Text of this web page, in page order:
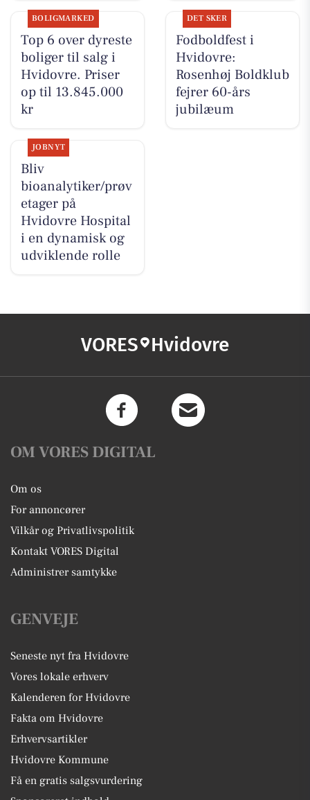
BOLIGMARKED
Top 6 over dyreste
boliger til salg i
Hvidovre. Priser
op til 13.845.000
kr
DET SKER
Fodboldfest i
Hvidovre:
Rosenhøj Boldklub
fejrer 60-års
jubilæum
JOBNYT
Bliv
bioanalytiker/prøv
etager på
Hvidovre Hospital
i en dynamisk og
udviklende rolle
VORES Hvidovre
OM VORES DIGITAL
Om os
For annoncører
Vilkår og Privatlivspolitik
Kontakt VORES Digital
Administrer samtykke
GENVEJE
Seneste nyt fra Hvidovre
Vores lokale erhverv
Kalenderen for Hvidovre
Fakta om Hvidovre
Erhvervsartikler
Hvidovre Kommune
Få en gratis salgsvurdering